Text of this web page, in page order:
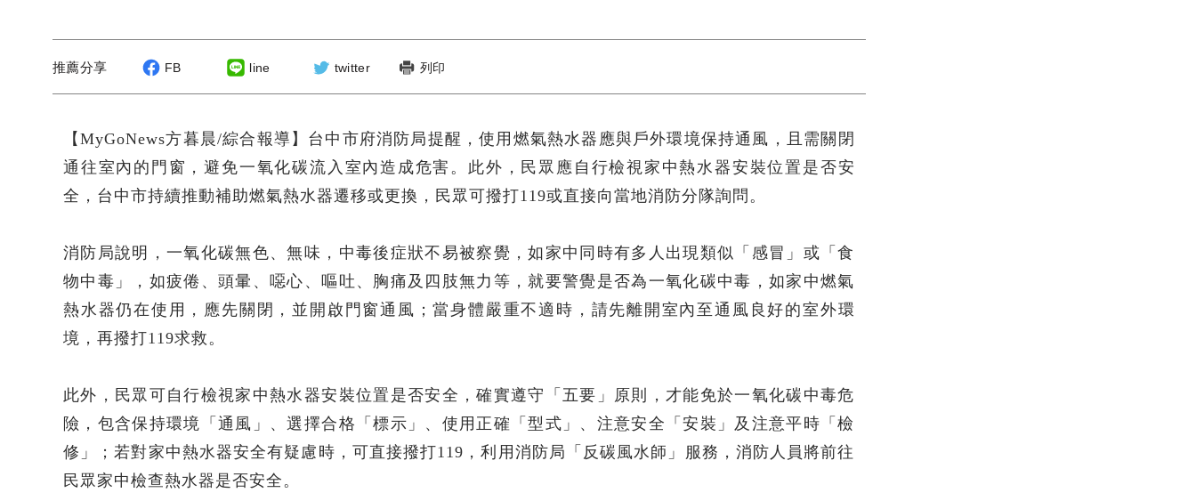
推薦分享 FB line twitter 列印
【MyGoNews方暮晨/綜合報導】台中市府消防局提醒，使用燃氣熱水器應與戶外環境保持通風，且需關閉
通往室內的門窗，避免一氧化碳流入室內造成危害。此外，民眾應自行檢視家中熱水器安裝位置是否安
全，台中市持續推動補助燃氣熱水器遷移或更換，民眾可撥打119或直接向當地消防分隊詢問。
消防局說明，一氧化碳無色、無味，中毒後症狀不易被察覺，如家中同時有多人出現類似「感冒」或「食
物中毒」，如疲倦、頭暈、噁心、嘔吐、胸痛及四肢無力等，就要警覺是否為一氧化碳中毒，如家中燃氣
熱水器仍在使用，應先關閉，並開啟門窗通風；當身體嚴重不適時，請先離開室內至通風良好的室外環
境，再撥打119求救。
此外，民眾可自行檢視家中熱水器安裝位置是否安全，確實遵守「五要」原則，才能免於一氧化碳中毒危
險，包含保持環境「通風」、選擇合格「標示」、使用正確「型式」、注意安全「安裝」及注意平時「檢
修」；若對家中熱水器安全有疑慮時，可直接撥打119，利用消防局「反碳風水師」服務，消防人員將前往
民眾家中檢查熱水器是否安全。